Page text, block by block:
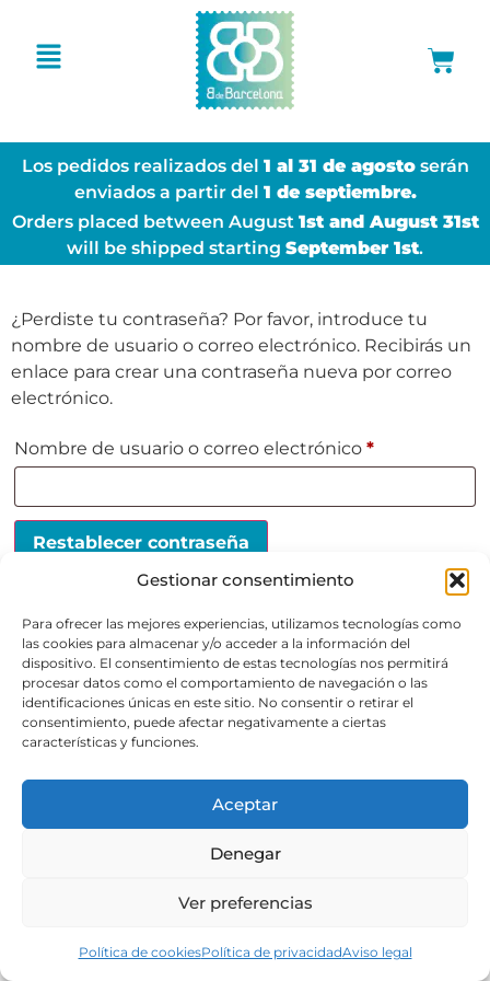
Gestionar consentimiento
Para ofrecer las mejores experiencias, utilizamos tecnologías como
las cookies para almacenar y/o acceder a la información del
dispositivo. El consentimiento de estas tecnologías nos permitirá
procesar datos como el comportamiento de navegación o las
identificaciones únicas en este sitio. No consentir o retirar el
consentimiento, puede afectar negativamente a ciertas
características y funciones.
Aceptar
Denegar
Ver preferencias
Política de cookiesPolítica de privacidadAviso legal
Los pedidos realizados del 1 al 31 de agostoserán
enviados a partir del 1 de septiembre.
Orders placed between August 1st and August 31st
will be shipped starting September 1st.
¿Perdiste tu contraseña? Por favor, introduce tu
nombre de usuario o correo electrónico. Recibirás un
enlace para crear una contraseña nueva por correo
electrónico.
Nombre de usuario o correo electrónico *
Restablecer contraseña
Español Aviso legal Política de privacidad
Política de cookies
Normas de uso de RR.SS.
Regalos Navidad Barcelona
© B DE BARCELONA. ALL RIGHTS RESERVED.